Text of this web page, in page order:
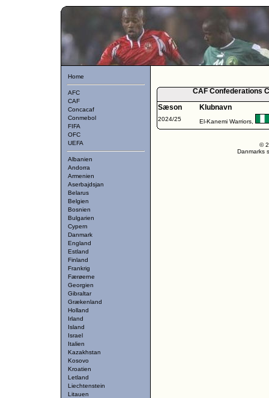
Home
AFC
CAF
Concacaf
Conmebol
FIFA
OFC
UEFA
Albanien
Andorra
Armenien
Aserbajdsjan
Belarus
Belgien
Bosnien
Bulgarien
Cypern
Danmark
England
Estland
Finland
Frankrig
Færøerne
Georgien
Gibraltar
Grækenland
Holland
Irland
Island
Israel
Italien
Kazakhstan
Kosovo
Kroatien
Letland
Liechtenstein
Litauen
CAF Confederations
Sæson
Klubnavn
2024/25 El-Kanemi Warriors,
©
Danmarks